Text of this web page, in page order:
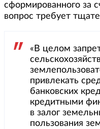
сформированного за
вопрос требует
«В целом
привлекать
банковских
кредитными
в залог
пользования